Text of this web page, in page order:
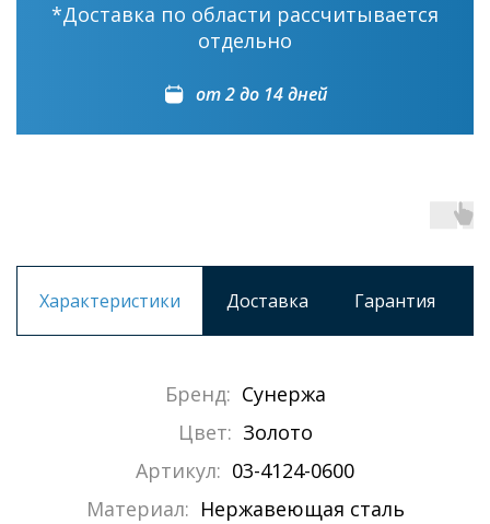
*Доставка по области рассчитывается
отдельно
от 2 до 14 дней
Характеристики Доставка Гарантия
Бренд: Сунержа
Цвет: Золото
Артикул: 03-4124-0600
Материал: Нержавеющая сталь